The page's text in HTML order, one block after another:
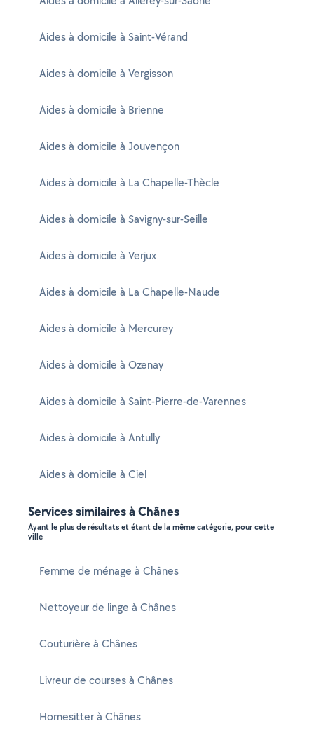
Aides à domicile à Saint-Vérand
Aides à domicile à Vergisson
Aides à domicile à Brienne
Aides à domicile à Jouvençon
Aides à domicile à La Chapelle-Thècle
Aides à domicile à Savigny-sur-Seille
Aides à domicile à Verjux
Aides à domicile à La Chapelle-Naude
Aides à domicile à Mercurey
Aides à domicile à Ozenay
Aides à domicile à Saint-Pierre-de-Varennes
Aides à domicile à Antully
Aides à domicile à Ciel
Services similaires à Chânes
Ayant le plus de résultats et étant de la même catégorie, pour cette
ville
Femme de ménage à Chânes
Nettoyeur de linge à Chânes
Couturière à Chânes
Livreur de courses à Chânes
Homesitter à Chânes